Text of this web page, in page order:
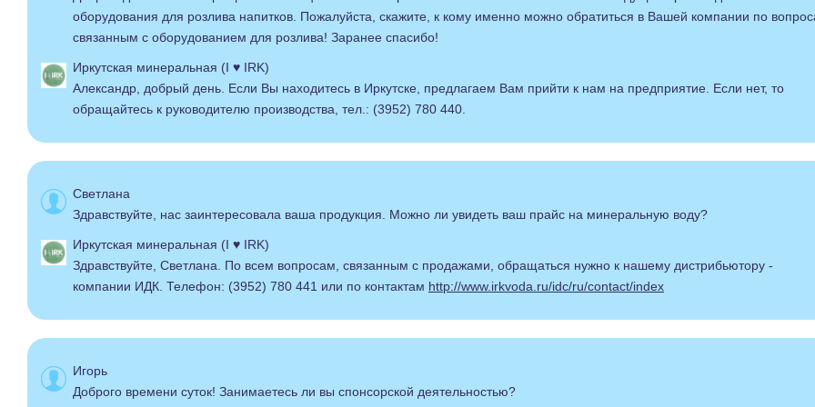
оборудования для розлива напитков. Пожалуйста, скажите, к кому именно можно обратиться в Вашей компании по
связанным с оборудованием для розлива! Заранее спасибо!
Иркутская минеральная (I ♥ IRK)
Александр, добрый день. Если Вы находитесь в Иркутске, предлагаем Вам прийти к нам на предприятие. Если нет, то
обращайтесь к руководителю производства, тел.: (3952) 780 440.
Светлана
Здравствуйте, нас заинтересовала ваша продукция. Можно ли увидеть ваш прайс на минеральную воду?
Иркутская минеральная (I ♥ IRK)
Здравствуйте, Светлана. По всем вопросам, связанным с продажами, обращаться нужно к нашему дистрибьютору -
компании ИДК. Телефон: (3952) 780 441 или по контактам http://www.irkvoda.ru/idc/ru/contact/index
Игорь
Доброго времени суток! Занимаетесь ли вы спонсорской деятельностью?